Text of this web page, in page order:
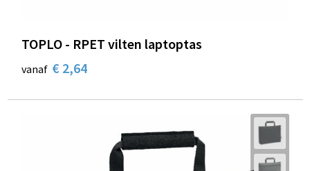
TOPLO - RPET vilten laptoptas
vanaf € 2,64